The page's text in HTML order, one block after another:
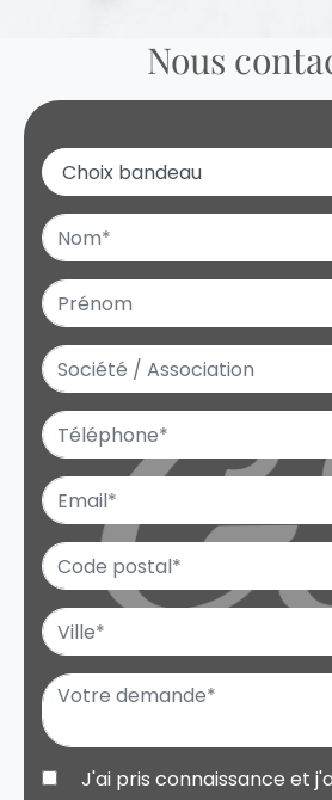
Nous
J'ai pris connaissance et